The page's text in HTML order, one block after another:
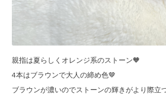
親指は夏らしくオレンジ系のストーン🧡
4本はブラウンで大人の締め色🤎
ブラウンが濃いのでストーンの輝きがより際立